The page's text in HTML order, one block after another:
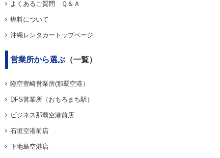
よくあるご質問 Ｑ＆Ａ
燃料について
沖縄レンタカートップページ
営業所から選ぶ （一覧）
臨空豊崎営業所(那覇空港）
DFS営業所（おもろまち駅）
ビジネス那覇空港前店
石垣空港前店
下地島空港店